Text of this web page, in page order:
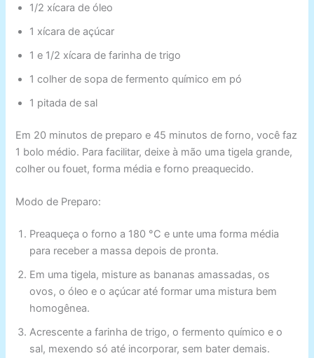
1/2 xícara de óleo
1 xícara de açúcar
1 e 1/2 xícara de farinha de trigo
1 colher de sopa de fermento químico em pó
1 pitada de sal
Em 20 minutos de preparo e 45 minutos de forno, você faz
1 bolo médio. Para facilitar, deixe à mão uma tigela grande,
colher ou fouet, forma média e forno preaquecido.
Modo de Preparo:
Preaqueça o forno a 180 °C e unte uma forma média
para receber a massa depois de pronta.
Em uma tigela, misture as bananas amassadas, os
ovos, o óleo e o açúcar até formar uma mistura bem
homogênea.
Acrescente a farinha de trigo, o fermento químico e o
sal, mexendo só até incorporar, sem bater demais.